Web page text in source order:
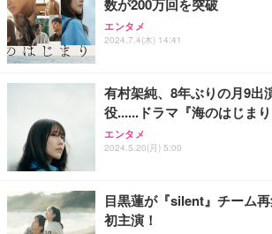
数が200万回を突破
エンタメ
2024.7.4(木) 14:41
有村架純、8年ぶりの月9出
役......ドラマ『海のはじまり
エンタメ
2024.5.20(月) 5:00
目黒蓮が『silent』チーム
初主演！